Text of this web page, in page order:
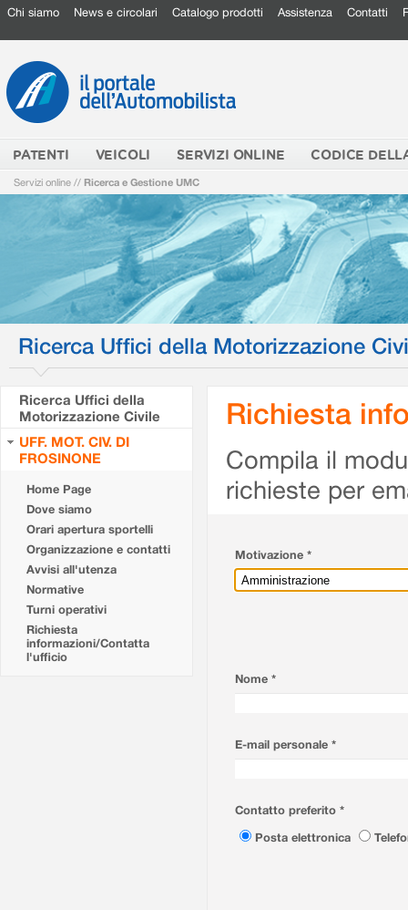
Chi siamo News e circolari Catalogo prodotti Assistenza Contatti
PATENTI VEICOLI SERVIZI ONLINE CODICE
Servizi online // Ricerca e Gestione UMC
Ricerca Uffici della Motorizzazione
Ricerca Uffici della
Motorizzazione Civile
UFF. MOT. CIV. DI
FROSINONE
Home Page
Dove siamo
Orari apertura sportelli
Organizzazione e contatti
Avvisi all'utenza
Normative
Turni operativi
Richiesta
informazioni/Contatta
l'ufficio
Richiesta
Compila il
richieste per
Motivazione *
Nome *
E-mail personale *
Contatto preferito *
Posta elettronica